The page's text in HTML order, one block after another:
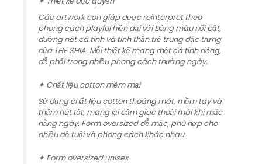
Các artwork con giáp được reinterpret theo
phong cách playful hiện đại với bảng màu nổi bật,
đường nét cá tính và tinh thần trẻ trung đặc trưng
của THE SHIA. Mỗi thiết kế mang một cá tính riêng,
dễ phối trong nhiều phong cách thường ngày.
✦ Chất liệu cotton mềm mại
Sử dụng chất liệu cotton thoáng mát, mềm tay và
thấm hút tốt, mang lại cảm giác thoải mái khi mặc
hằng ngày. Form oversized dễ mặc, phù hợp cho
nhiều độ tuổi và phong cách khác nhau.
✦ Form oversized unisex